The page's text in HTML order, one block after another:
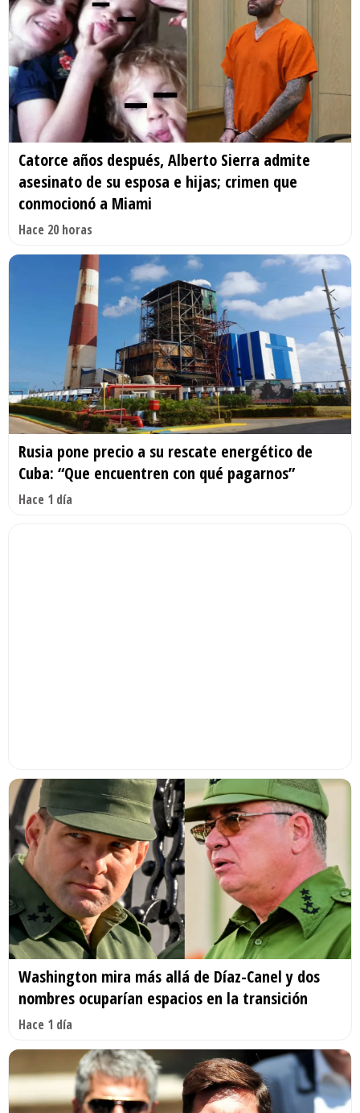
Catorce años después, Alberto Sierra admite
asesinato de su esposa e hijas; crimen que
conmocionó a Miami
Hace 20 horas
Rusia pone precio a su rescate energético de
Cuba: “Que encuentren con qué pagarnos”
Hace 1 día
Washington mira más allá de Díaz-Canel y dos
nombres ocuparían espacios en la transición
Hace 1 día